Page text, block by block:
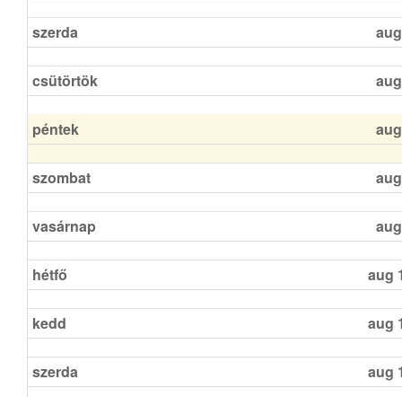
szerda
csütörtök
péntek
szombat
vasárnap
hétfő aug
kedd aug
szerda aug